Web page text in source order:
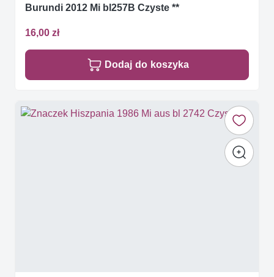
Burundi 2012 Mi bl257B Czyste **
16,00 zł
Dodaj do koszyka